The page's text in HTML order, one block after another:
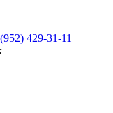
429-31-11